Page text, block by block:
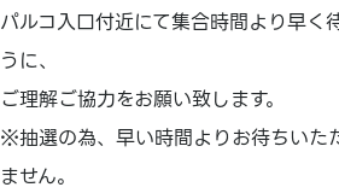
パルコ入口付近にて集合時間より早く
うに、
ご理解ご協力をお願い致します。
※抽選の為、早い時間よりお待ちいた
ません。